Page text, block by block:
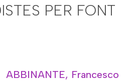
PER FONT
ABBINANTE, Francesco